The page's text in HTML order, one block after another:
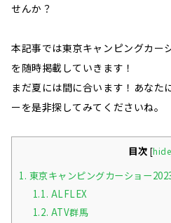
せんか？
本記事では東京キャンピングカー
を随時掲載していきます！
まだ夏には間に合います！あなた
ーを是非探してみてくださいね。
目次 [hide
1. 東京キャンピングカーショー
1.1. ALFLEX
1.2. ATV群馬